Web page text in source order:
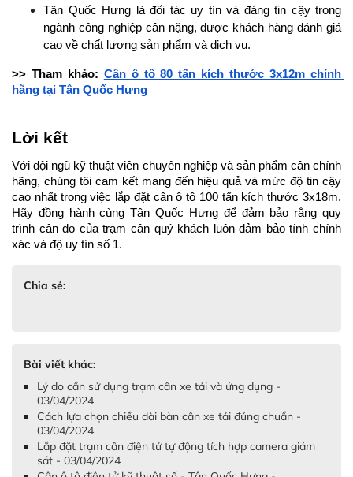
Tân Quốc Hưng là đối tác uy tín và đáng tin cậy trong
ngành công nghiệp cân nặng, được khách hàng đánh giá
cao về chất lượng sản phẩm và dịch vụ.
>> Tham khảo: Cân ô tô 80 tấn kích thước 3x12m chính
hãng tại Tân Quốc Hưng
Lời kết
Với đội ngũ kỹ thuật viên chuyên nghiệp và sản phẩm cân chính
hãng, chúng tôi cam kết mang đến hiệu quả và mức độ tin cậy
cao nhất trong việc lắp đặt cân ô tô 100 tấn kích thước 3x18m.
Hãy đồng hành cùng Tân Quốc Hưng để đảm bảo rằng quy
trình cân đo của trạm cân quý khách luôn đảm bảo tính chính
xác và độ uy tín số 1.
Chia sẻ:
Bài viết khác:
Lý do cần sử dụng trạm cân xe tải và ứng dụng -
03/04/2024
Cách lựa chọn chiều dài bàn cân xe tải đúng chuẩn -
03/04/2024
Lắp đặt trạm cân điện tử tự động tích hợp camera giám
sát - 03/04/2024